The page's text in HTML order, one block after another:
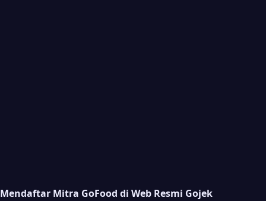
Mendaftar Mitra GoFood di Web Resmi Gojek